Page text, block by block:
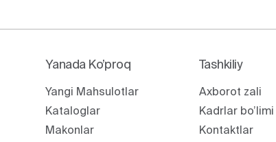
Yanada Ko’proq
Yangi Mahsulotlar
Kataloglar
Makonlar
Tashkiliy
Axborot zali
Kadrlar bo’limi
Kontaktlar